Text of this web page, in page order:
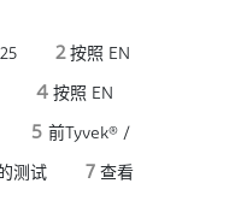
2按照 EN
4 按照 EN
5 前Tyvek® /
测试 7 查看